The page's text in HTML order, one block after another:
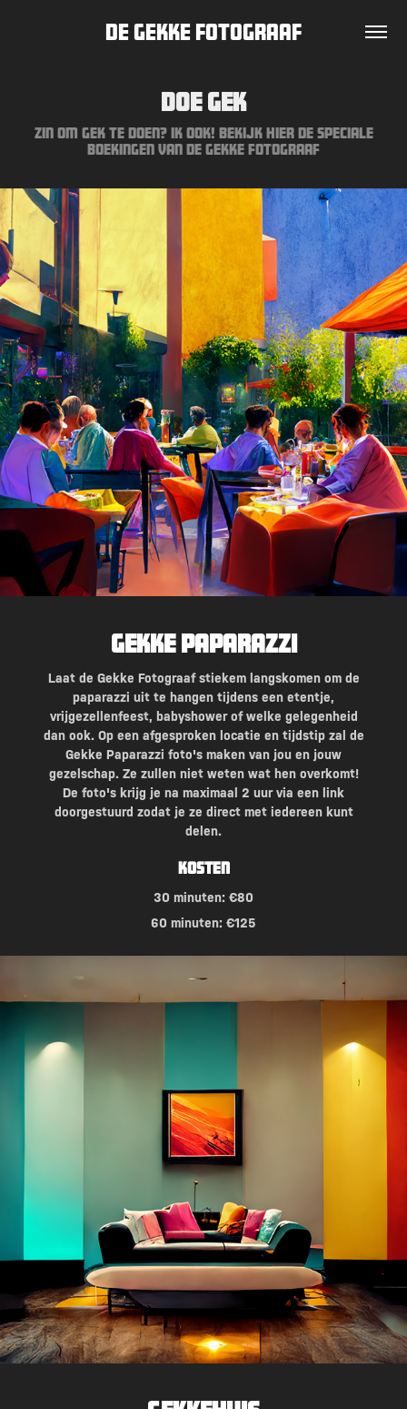
De Gekke Fotograaf
Doe Gek
Zin om gek te doen? Ik ook! Bekijk hier de speciale
boekingen van de gekke fotograaf
Gekke Paparazzi
Laat de Gekke Fotograaf stiekem langskomen om de
paparazzi uit te hangen tijdens een etentje,
vrijgezellenfeest, babyshower of welke gelegenheid
dan ook. Op een afgesproken locatie en tijdstip zal de
Gekke Paparazzi foto's maken van jou en jouw
gezelschap. Ze zullen niet weten wat hen overkomt!
De foto's krijg je na maximaal 2 uur via een link
doorgestuurd zodat je ze direct met iedereen kunt
delen.
Kosten
30 minuten: €80
60 minuten: €125